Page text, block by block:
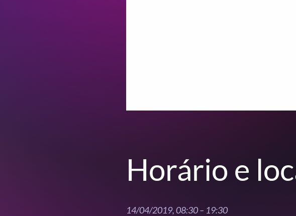
Horário e
14/04/2019, 08:30 – 19:30